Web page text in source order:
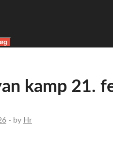
kamp 21.
- by Hr